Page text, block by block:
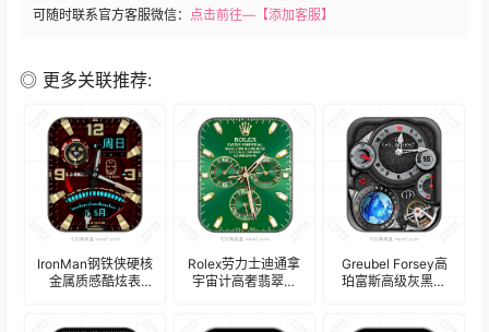
可随时联系官方客服微信： 点击前往—【添加客服】
◎ 更多关联推荐:
IronMan钢铁侠硬核
金属质感酷炫表
Rolex劳力士迪通拿
宇宙计高奢翡翠绿
Greubel Forsey高
珀富斯高级灰黑金